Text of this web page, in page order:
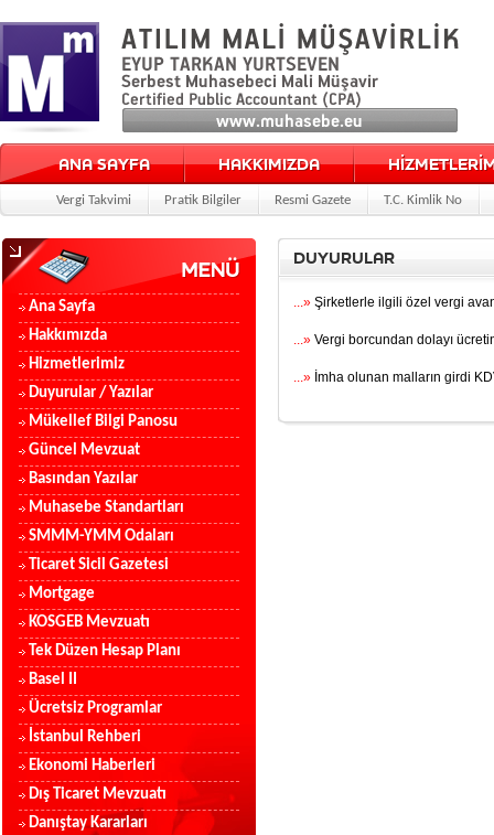
ANA SAYFA HAKKIMIZDA
Vergi Takvimi Pratik Bilgiler Resmi Gazete T.C. Kimlik No
Ana Sayfa
Hakkımızda
Hizmetlerimiz
Duyurular / Yazılar
Mükellef Bilgi Panosu
Güncel Mevzuat
Basından Yazılar
Muhasebe Standartları
SMMM-YMM Odaları
Ticaret Sicil Gazetesi
Mortgage
KOSGEB Mevzuatı
Tek Düzen Hesap Planı
Basel II
Ücretsiz Programlar
İstanbul Rehberi
Ekonomi Haberleri
Dış Ticaret Mevzuatı
Danıştay Kararları
DUYURULAR
...» Şirketlerle ilgili özel vergi
...» Vergi borcundan dolayı
...» İmha olunan malların girdi